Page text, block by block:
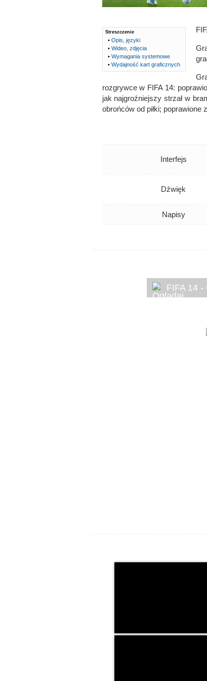
Streszczenie
• Opis, języki
• Wideo, zdjęcia
• Wymagania systemowe
• Wydajność kart graficznych
rozgrywce w FIFA 14:
jak najgroźniejszy strzał w
obrońców od piłki; poprawione
Interfejs
Dźwięk
Napisy
FIFA 14 -